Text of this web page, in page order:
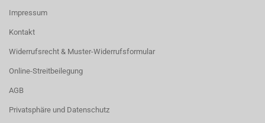
Impressum
Kontakt
Widerrufsrecht & Muster-Widerrufsformular
Online-Streitbeilegung
AGB
Privatsphäre und Datenschutz